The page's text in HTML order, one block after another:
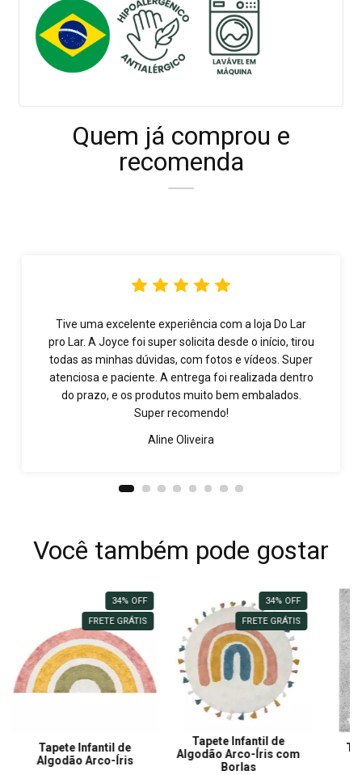
Quem já comprou e
recomenda
Tive uma excelente experiência com a loja Do Lar
pro Lar. A Joyce foi super solicita desde o início, tirou
todas as minhas dúvidas, com fotos e vídeos. Super
atenciosa e paciente. A entrega foi realizada dentro
do prazo, e os produtos muito bem embalados.
Super recomendo!
Aline Oliveira
Você também pode gostar
34% OFF
FRETE GRÁTIS
Tapete Infantil de
Algodão Arco-Íris
34% OFF
FRETE GRÁTIS
Tapete Infantil de
Algodão Arco-Íris com
Borlas